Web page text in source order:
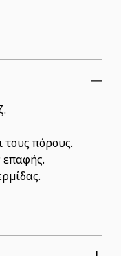
τους πόρους.
επαφής.